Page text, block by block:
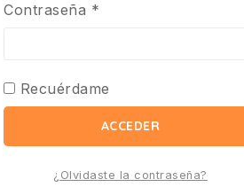
Contraseña *
Recuérdame
ACCEDER
¿Olvidaste la contraseña?